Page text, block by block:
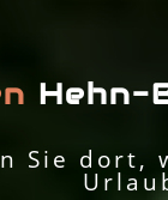
n Hehn-
Sie dort,